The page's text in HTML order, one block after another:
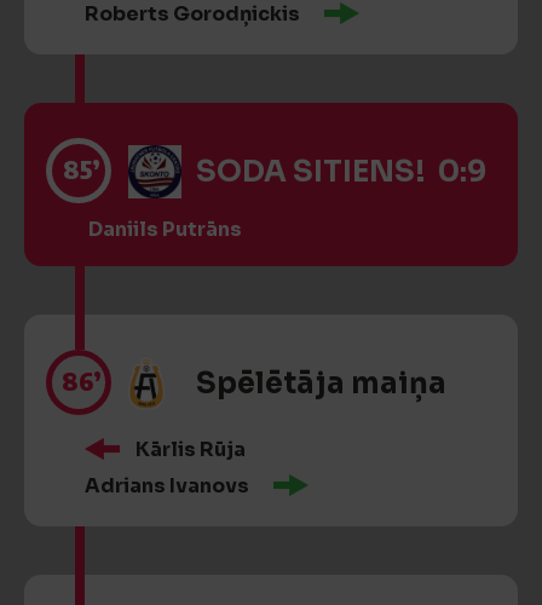
Roberts Gorodņickis
85’ SODA SITIENS! 0:9
Daniils Putrāns
86’ Spēlētāja maiņa
Kārlis Rūja
Adrians Ivanovs